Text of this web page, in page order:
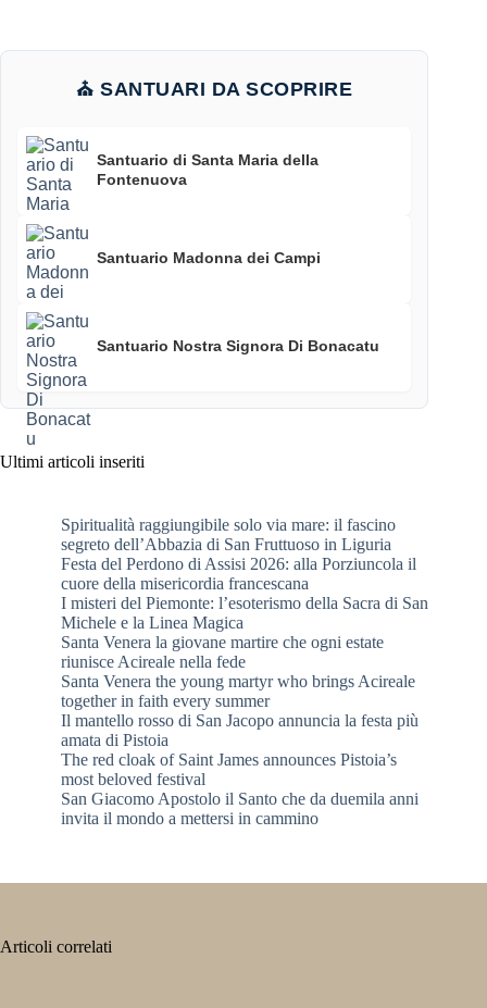
⛪ SANTUARI DA SCOPRIRE
Santuario di Santa Maria della
Fontenuova
Santuario Madonna dei Campi
Santuario Nostra Signora Di Bonacatu
Ultimi articoli inseriti
Spiritualità raggiungibile solo via mare: il fascino
segreto dell’Abbazia di San Fruttuoso in Liguria
Festa del Perdono di Assisi 2026: alla Porziuncola il
cuore della misericordia francescana
I misteri del Piemonte: l’esoterismo della Sacra di San
Michele e la Linea Magica
Santa Venera la giovane martire che ogni estate
riunisce Acireale nella fede
Santa Venera the young martyr who brings Acireale
together in faith every summer
Il mantello rosso di San Jacopo annuncia la festa più
amata di Pistoia
The red cloak of Saint James announces Pistoia’s
most beloved festival
San Giacomo Apostolo il Santo che da duemila anni
invita il mondo a mettersi in cammino
Articoli correlati